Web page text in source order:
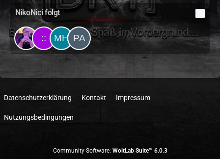
NikoNici folgt
Datenschutzerklärung Kontakt Impressum
Nutzungsbedingungen
Community-Software: WoltLab Suite™ 6.0.3